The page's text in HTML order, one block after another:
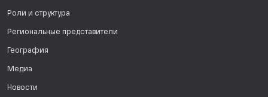
Роли и структура
Региональные представители
География
Медиа
Новости